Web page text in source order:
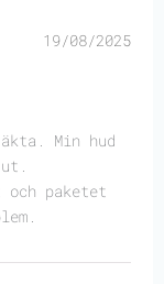
19/08/2025
Min hud
och paketet